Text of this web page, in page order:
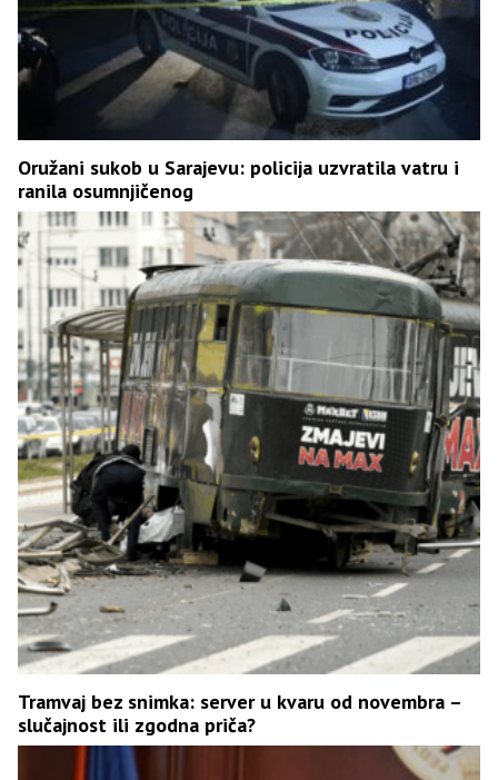
Oružani sukob u Sarajevu: policija uzvratila vatru i
ranila osumnjičenog
Tramvaj bez snimka: server u kvaru od novembra –
slučajnost ili zgodna priča?